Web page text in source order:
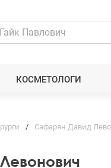
КОСМЕТОЛОГИ
Сафарян Давид